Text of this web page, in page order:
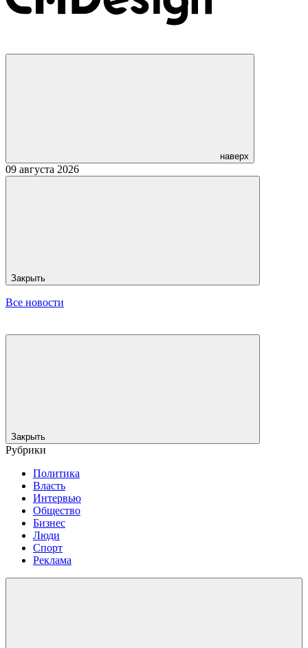
наверх
09 августа 2026
Закрыть
Все новости
Закрыть
Рубрики
Политика
Власть
Интервью
Общество
Бизнес
Люди
Спорт
Реклама